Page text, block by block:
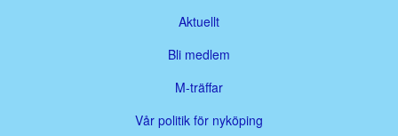
Aktuellt
Bli medlem
M-träffar
Vår politik för nyköping